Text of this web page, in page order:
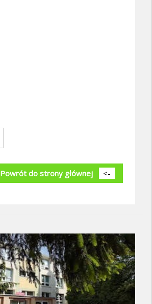
Powrót do strony głównej <-